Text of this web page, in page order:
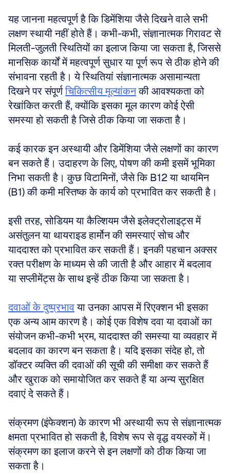
यह जानना महत्वपूर्ण है कि डिमेंशिया जैसे दिखने वाले सभी
लक्षण स्थायी नहीं होते हैं। कभी-कभी, संज्ञानात्मक गिरावट से
मिलती-जुलती स्थितियों का इलाज किया जा सकता है, जिससे
मानसिक कार्यों में महत्वपूर्ण सुधार या पूर्ण रूप से ठीक होने की
संभावना रहती है। ये स्थितियां संज्ञानात्मक असामान्यता
दिखने पर संपूर्ण चिकित्सीय मूल्यांकन की आवश्यकता को
रेखांकित करती हैं, क्योंकि इसका मूल कारण कोई ऐसी
समस्या हो सकती है जिसे ठीक किया जा सकता है।
कई कारक इन अस्थायी और डिमेंशिया जैसे लक्षणों का कारण
बन सकते हैं। उदाहरण के लिए, पोषण की कमी इसमें भूमिका
निभा सकती है। कुछ विटामिनों, जैसे कि B12 या थायमिन
(B1) की कमी मस्तिष्क के कार्य को प्रभावित कर सकती है।
इसी तरह, सोडियम या कैल्शियम जैसे इलेक्ट्रोलाइट्स में
असंतुलन या थायराइड हार्मोन की समस्याएं सोच और
याददाश्त को प्रभावित कर सकती हैं। इनकी पहचान अक्सर
रक्त परीक्षण के माध्यम से की जाती है और आहार में बदलाव
या सप्लीमेंट्स के साथ इन्हें ठीक किया जा सकता है।
दवाओं के दुष्प्रभाव या उनका आपस में रिएक्शन भी इसका
एक अन्य आम कारण है। कोई एक विशेष दवा या दवाओं का
संयोजन कभी-कभी भ्रम, याददाश्त की समस्या या व्यवहार में
बदलाव का कारण बन सकता है। यदि इसका संदेह हो, तो
डॉक्टर व्यक्ति की दवाओं की सूची की समीक्षा कर सकते हैं
और खुराक को समायोजित कर सकते हैं या अन्य सुरक्षित
दवाएं दे सकते हैं।
संक्रमण (इंफेक्शन) के कारण भी अस्थायी रूप से संज्ञानात्मक
क्षमता प्रभावित हो सकती है, विशेष रूप से वृद्ध वयस्कों में।
संक्रमण का इलाज करने से इन लक्षणों को ठीक किया जा
सकता है।